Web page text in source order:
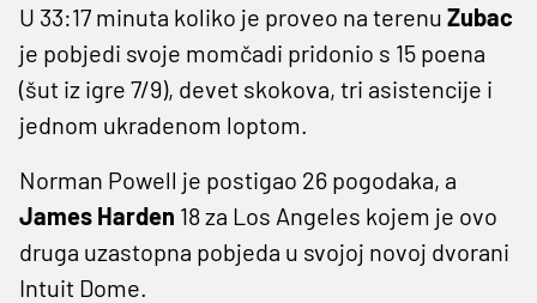
U 33:17 minuta koliko je proveo na terenu Zubac
je pobjedi svoje momčadi pridonio s 15 poena
(šut iz igre 7/9), devet skokova, tri asistencije i
jednom ukradenom loptom.
Norman Powell je postigao 26 pogodaka, a
James Harden 18 za Los Angeles kojem je ovo
druga uzastopna pobjeda u svojoj novoj dvorani
Intuit Dome.